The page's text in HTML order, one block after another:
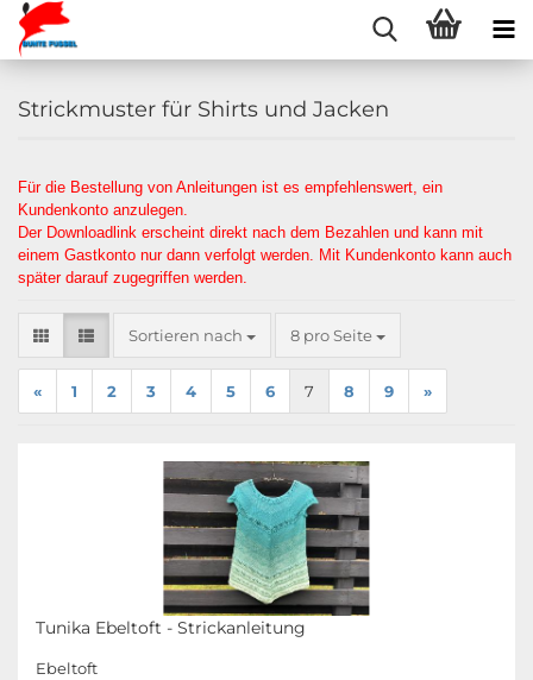
Strickmuster für Shirts und Jacken
Für die Bestellung von Anleitungen ist es empfehlenswert, ein
Kundenkonto anzulegen.
Der Downloadlink erscheint direkt nach dem Bezahlen und kann mit
einem Gastkonto nur dann verfolgt werden. Mit Kundenkonto kann auch
später darauf zugegriffen werden.
Sortieren nach
Sortieren nach 8 pro Seite
pro Seite
« 1 2 3 4 5 6 7 8 9 »
Tunika Ebeltoft - Strickanleitung
Ebeltoft